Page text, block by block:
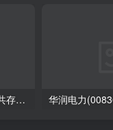
法国核电如何与清洁能源共存？标普：灵活错峰是秘诀